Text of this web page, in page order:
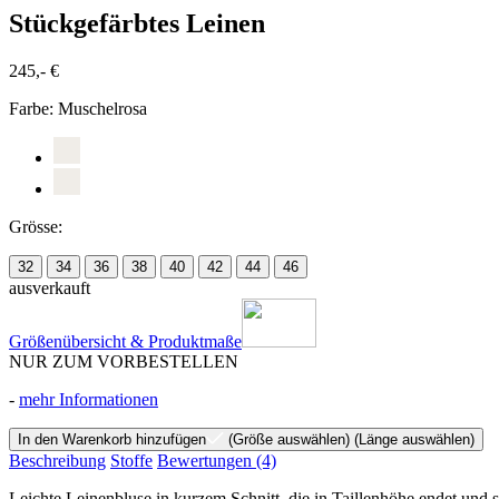
Stückgefärbtes Leinen
245,- €
Farbe: Muschelrosa
Grösse:
32 34 36 38 40 42 44 46
ausverkauft
Größenübersicht & Produktmaße
NUR ZUM VORBESTELLEN
- mehr Informationen
In den Warenkorb hinzufügen (Größe auswählen) (Länge auswählen)
Beschreibung Stoffe Bewertungen (4)